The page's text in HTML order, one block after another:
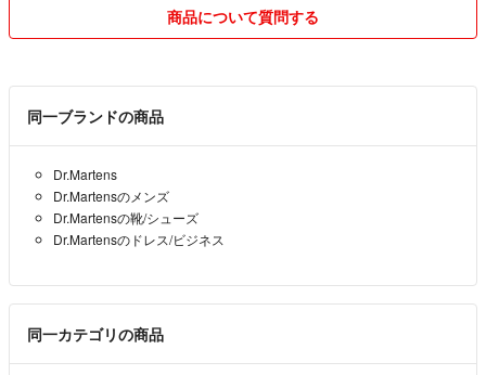
後ではシステム上対応できかねます。
・取置き、専用出品致しておりません。早い者勝ちとなります。
(リピーター様、複数点ご購入の方のみ専用出品させていただきます。)
・発送までの日数は商品ページ通りです。お急ぎでの発送ご希望の方は
必ずご購入前にお知らせ下さい。
ございませんのでお答えできません。ご入金日時をお知らせ頂ければ発
送日はお伝えできますので配送業者にお問い合わせ下さい)
商品について質問する
同一ブランドの商品
Dr.Martens
Dr.Martensのメンズ
Dr.Martensの靴/シューズ
Dr.Martensのドレス/ビジネス
同一カテゴリの商品